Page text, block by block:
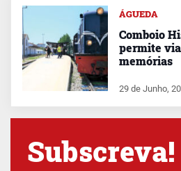
ÁGUEDA
Comboio
permite
memórias
29 de Junho,
Subscreva!